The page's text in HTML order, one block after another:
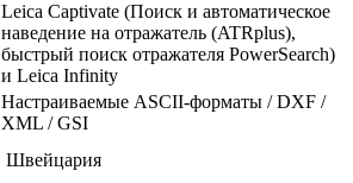
Leica Captivate (Поиск и автоматическое
наведение на отражатель (ATRplus),
быстрый поиск отражателя PowerSearch)
и Leica Infinity
Настраиваемые ASCII-форматы / DXF /
XML / GSI
Швейцария